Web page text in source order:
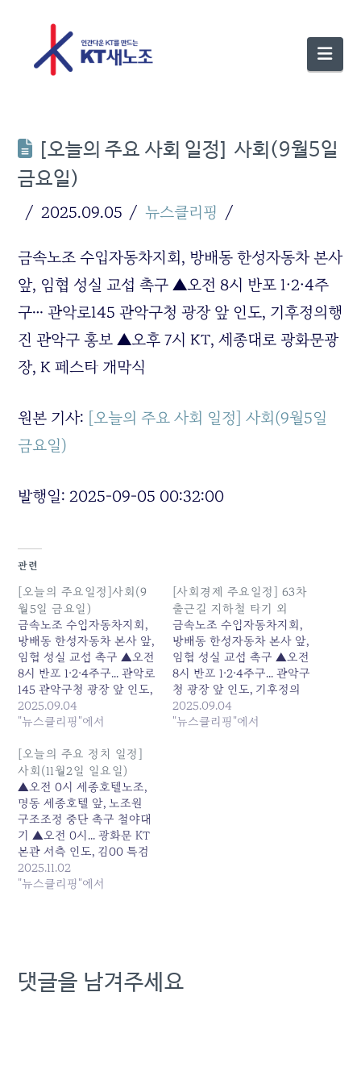
[오늘의 주요 사회 일정] 사회(9월5일
금요일)
2025.09.05 뉴스클리핑
금속노조 수입자동차지회, 방배동 한성자동차 본사
앞, 임협 성실 교섭 촉구 ▲오전 8시 반포 1·2·4주
구… 관악로145 관악구청 광장 앞 인도, 기후정의행
진 관악구 홍보 ▲오후 7시 KT, 세종대로 광화문광
장, K 페스타 개막식
원본 기사: [오늘의 주요 사회 일정] 사회(9월5일
금요일)
발행일: 2025-09-05 00:32:00
관련
[오늘의 주요일정]사회(9
월5일 금요일)
금속노조 수입자동차지회,
방배동 한성자동차 본사 앞,
임협 성실 교섭 촉구 ▲오전
8시 반포 1·2·4주구... 관악로
145 관악구청 광장 앞 인도,
기후정의행진 관악구 홍보
▲오후 7시 KT, 세종대로 광
원본 기사: [오늘의 주요일
정]사회(9월5일 금요일) 발
행일: 2025-09-04
21:00:00
2025.09.04
"뉴스클리핑"에서
[사회경제 주요일정] 63차
출근길 지하철 타기 외
금속노조 수입자동차지회,
방배동 한성자동차 본사 앞,
임협 성실 교섭 촉구 ▲오전
8시 반포 1·2·4주구... 관악구
청 광장 앞 인도, 기후정의
행진 관악구 홍보 ▲오후 7
시 KT, 세종대로 광화문광
2025.09.04
"뉴스클리핑"에서
[오늘의 주요 정치 일정]
사회(11월2일 일요일)
▲오전 0시 세종호텔노조,
명동 세종호텔 앞, 노조원
구조조정 중단 촉구 철야대
기 ▲오전 0시... 광화문 KT
본관 서측 인도, 김00 특검
규탄 집회 및 대기 ▲오전 8
시 신자유연대, 서초동 대법
2025.11.02
"뉴스클리핑"에서
댓글을 남겨주세요